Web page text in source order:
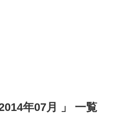
年07月 」 一覧